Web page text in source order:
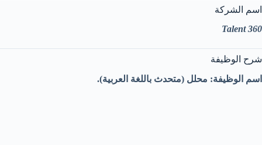
اسم الشركة
360 Talent
شرح الوظيفة
اسم الوظيفة: محلل (متحدث باللغة العربية).